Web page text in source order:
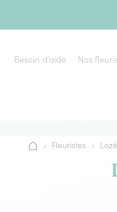
Besoin d’aide Nos
Accueil
› Fleuristes ›